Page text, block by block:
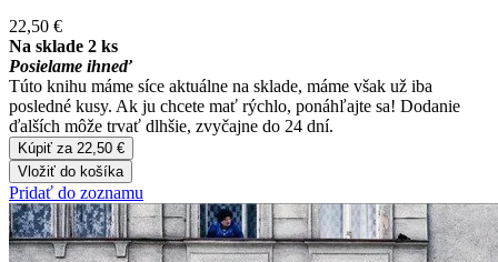
22,50 €
Na sklade 2 ks
Posielame ihneď
Túto knihu máme síce aktuálne na sklade, máme však už iba
posledné kusy. Ak ju chcete mať rýchlo, ponáhľajte sa! Dodanie
ďalších môže trvať dlhšie, zvyčajne do 24 dní.
Kúpiť za 22,50 €
Vložiť do košíka
Pridať do zoznamu